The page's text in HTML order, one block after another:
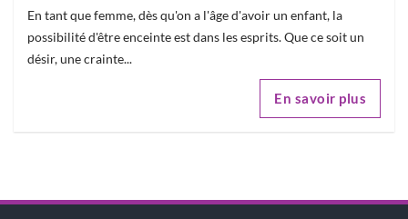
En tant que femme, dès qu'on a l'âge d'avoir un enfant, la
possibilité d'être enceinte est dans les esprits. Que ce soit un
désir, une crainte...
En savoir plus